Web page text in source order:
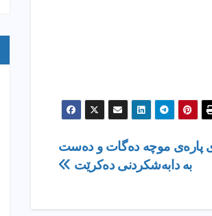
پارەی موچە دەگات و دەست
بە دابەشكردنی دەكرێت